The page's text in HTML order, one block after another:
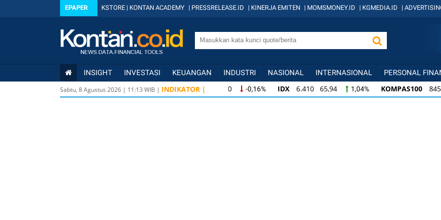
EPAPER KSTORE | KONTAN ACADEMY | PRESSRELEASE.ID | KINERJA EMITEN | MOMSMONEY.ID | KGMEDIA.ID |
INSIGHT INVESTASI KEUANGAN INDUSTRI NASIONAL INTERNASIONAL PERSONAL
Sabtu, 8 Agustus 2026 | 11:13 WIB | INDIKATOR | IDX 6.410 65,94 1,04% KOMPAS100 845 12,09
KOMPAS100
845 12,09 1,45% LQ45 640 9,44